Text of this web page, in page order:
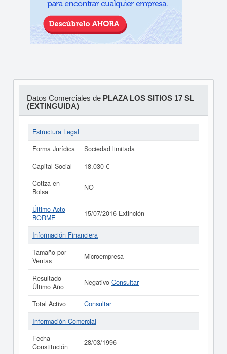
Datos Comerciales de PLAZA LOS SITIOS 17 SL
(EXTINGUIDA)
Estructura Legal
Forma Jurídica
Sociedad limitada
Capital Social
18.030 €
Cotiza en
Bolsa
NO
Último Acto
BORME
15/07/2016 Extinción
Información Financiera
Tamaño por
Ventas
Microempresa
Resultado
Último Año
Negativo Consultar
Total Activo
Consultar
Información Comercial
Fecha
Constitución
28/03/1996